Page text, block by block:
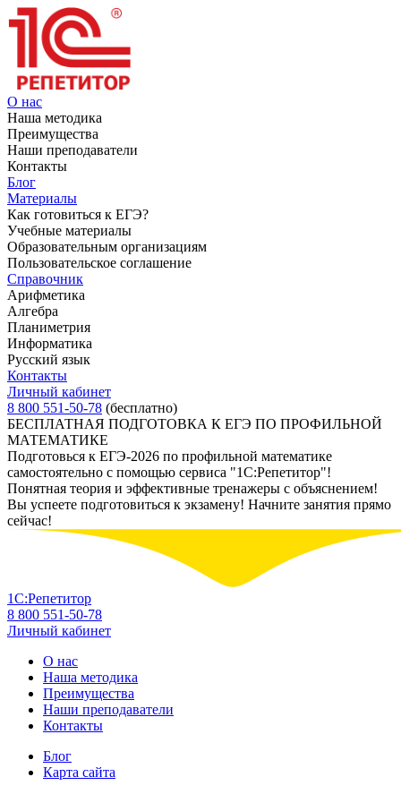
О нас
Наша методика
Преимущества
Наши преподаватели
Контакты
Блог
Материалы
Как готовиться к ЕГЭ?
Учебные материалы
Образовательным организациям
Пользовательское соглашение
Справочник
Арифметика
Алгебра
Планиметрия
Информатика
Русский язык
Контакты
Личный кабинет
8 800 551-50-78 (бесплатно)
БЕСПЛАТНАЯ ПОДГОТОВКА К ЕГЭ ПО ПРОФИЛЬНОЙ
МАТЕМАТИКЕ
Подготовься к ЕГЭ-2026 по профильной математике
самостоятельно с помощью сервиса "1С:Репетитор"!
Понятная теория и эффективные тренажеры с объяснением!
Вы успеете подготовиться к экзамену! Начните занятия прямо
сейчас!
1С:Репетитор
8 800 551-50-78
Личный кабинет
О нас
Наша методика
Преимущества
Наши преподаватели
Контакты
Блог
Карта сайта